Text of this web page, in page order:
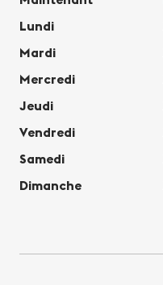
Lundi
Mardi
Mercredi
Jeudi
Vendredi
Samedi
Dimanche